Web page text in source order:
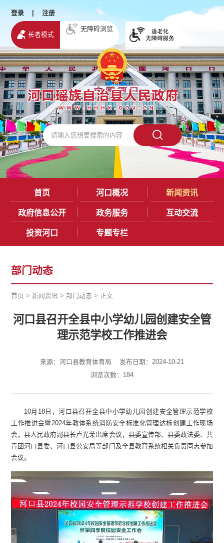
登录 | 注册
长者模式
无障碍浏览
首页 河口概况 新闻资讯
政府信息公开 政务服务 互动交流
投资河口 专题专栏
部门动态
首页 >新闻资讯 >部门动态 > 正文
河口县召开全县中小学幼儿园创建安全管
理示范学校工作推进会
来源：河口县教育体育局
发布日期：2024-10-21
浏览次数： 184
10月18日，河口县召开全县中小学幼儿园创建安全管理示范学校
工作推进会暨2024年教体系统消防安全标准化管理达标创建工作现场
会，县人民政府副县长卢光荣出席会议，县委宣传部、县委政法委、共
青团河口县委、河口县公安局等部门及全县教育系统相关负责同志参加
会议。